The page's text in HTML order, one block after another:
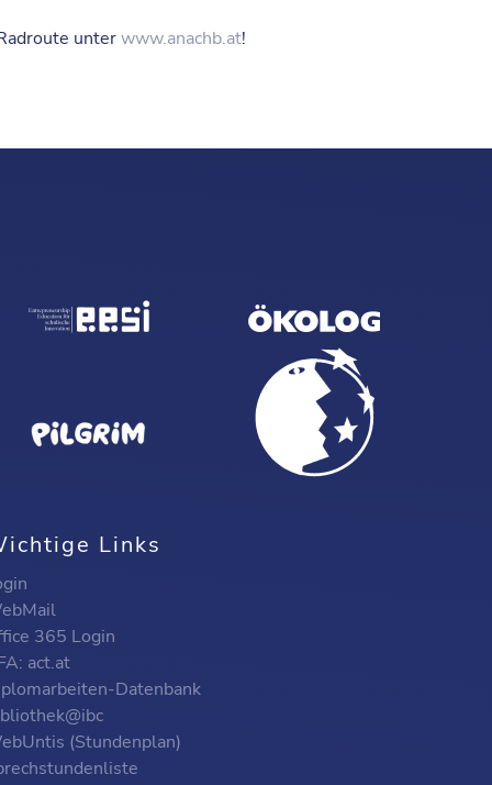
unterwww.anachb.at!
Links
365 Login
act.at
Datenbank
(Stundenplan)